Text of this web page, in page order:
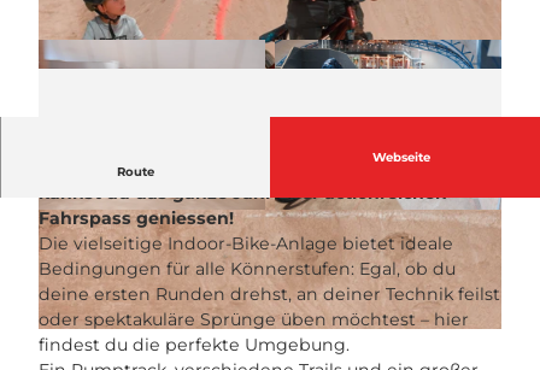
© Wheelpark AG
© Wheelpark AG © Wheelpark AG
Route
Webseite
Ob Regen oder Sonnenschein – im Wheelpark
kannst du das ganze Jahr über actionreichen
Fahrspass geniessen!
Die vielseitige Indoor-Bike-Anlage bietet ideale
Bedingungen für alle Könnerstufen: Egal, ob du
deine ersten Runden drehst, an deiner Technik feilst
oder spektakuläre Sprünge üben möchtest – hier
findest du die perfekte Umgebung.